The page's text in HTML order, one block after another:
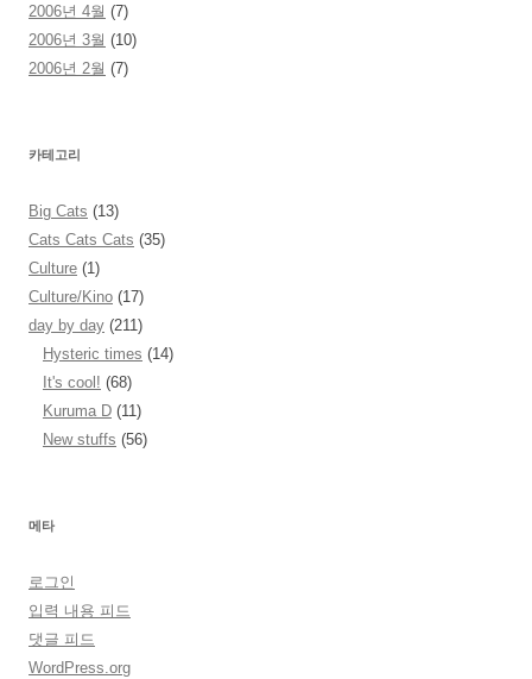
2006년 4월 (7)
2006년 3월 (10)
2006년 2월 (7)
카테고리
Big Cats (13)
Cats Cats Cats (35)
Culture (1)
Culture/Kino (17)
day by day (211)
Hysteric times (14)
It's cool! (68)
Kuruma D (11)
New stuffs (56)
메타
로그인
입력 내용 피드
댓글 피드
WordPress.org